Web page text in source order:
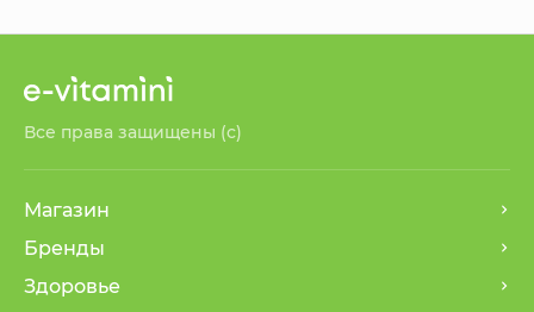
Все права защищены (с)
Магазин
Бренды
Здоровье